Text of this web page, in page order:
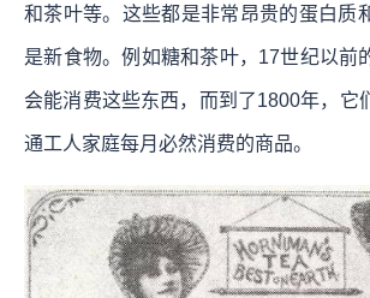
和茶叶等。这些都是非常昂贵的蛋白质
是新食物。例如糖和茶叶，17世纪以前
会能消费这些东西，而到了1800年，它
通工人家庭每月必然消费的商品。